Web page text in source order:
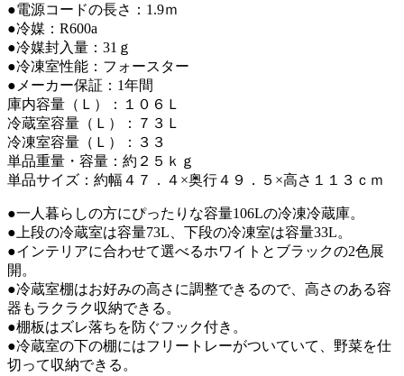
●電源コードの長さ：1.9ｍ
●冷媒：R600a
●冷媒封入量：31ｇ
●冷凍室性能：フォースター
●メーカー保証：1年間
庫内容量（Ｌ）：１０６Ｌ
冷蔵室容量（Ｌ）：７３Ｌ
冷凍室容量（Ｌ）：３３
単品重量・容量：約２５ｋｇ
単品サイズ：約幅４７．４×奥行４９．５×高さ１１３ｃｍ
●一人暮らしの方にぴったりな容量106Lの冷凍冷蔵庫。
●上段の冷蔵室は容量73L、下段の冷凍室は容量33L。
●インテリアに合わせて選べるホワイトとブラックの2色展
開。
●冷蔵室棚はお好みの高さに調整できるので、高さのある容
器もラクラク収納できる。
●棚板はズレ落ちを防ぐフック付き。
●冷蔵室の下の棚にはフリートレーがついていて、野菜を仕
切って収納できる。